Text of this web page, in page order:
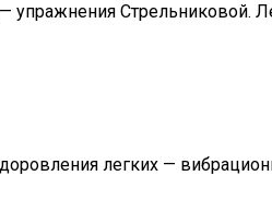
упражнения
легких —